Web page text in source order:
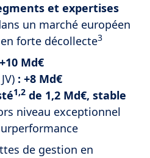
et expertises
un marché européen
forte décollecte3
+10 Md€
: +8 Md€
1,2 de 1,2 Md€, stable
niveau exceptionnel
de gestion en